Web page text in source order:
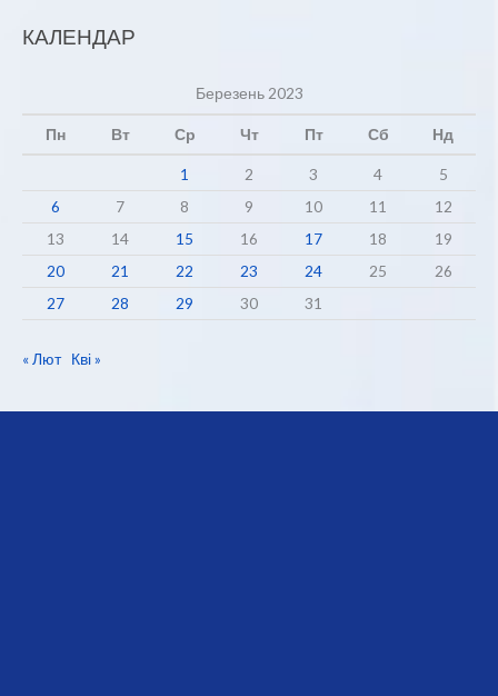
КАЛЕНДАР
Березень 2023
Пн Вт Ср Чт Пт Сб Нд
1 2 3 4
5
6
7 8 9 10 11
12
13
14 15 16 17 18
19
20
21 22 23 24 25
26
27
28 29 30 31
« Лют Кві »